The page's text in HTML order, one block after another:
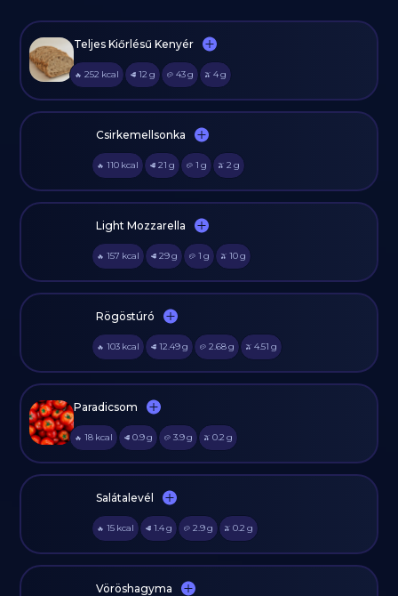
Teljes Kiőrlésű Kenyér
🔥 252 kcal 🥩 12 g 🥔 43g 🫒 4g
Csirkemellsonka
🔥 110 kcal 🥩 21 g 🥔 1 g 🫒 2 g
Light Mozzarella
🔥 157 kcal 🥩 29g 🥔 1 g 🫒 10g
Rögöstúró
🔥 103 kcal 🥩 12.49g 🥔 2.68g 🫒 4.51 g
Paradicsom
🔥 18 kcal 🥩 0.9g 🥔 3.9g 🫒 0.2 g
Salátalevél
🔥 15 kcal 🥩 1.4g 🥔 2.9g 🫒 0.2 g
Vöröshagyma